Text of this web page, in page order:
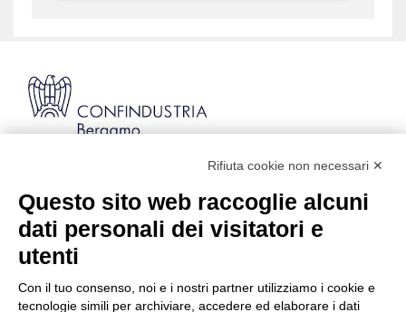
Codice Fiscale: 80021750163 | PEC:
info@pec.confindustriabergamo.it
CONFINDUSTRIA BERGAMO
Rifiuta cookie non necessari ✕
Questo sito web raccoglie alcuni
dati personali dei visitatori e
utenti
Con il tuo consenso, noi e i nostri partner utilizziamo i cookie e
tecnologie simili per archiviare, accedere ed elaborare i dati